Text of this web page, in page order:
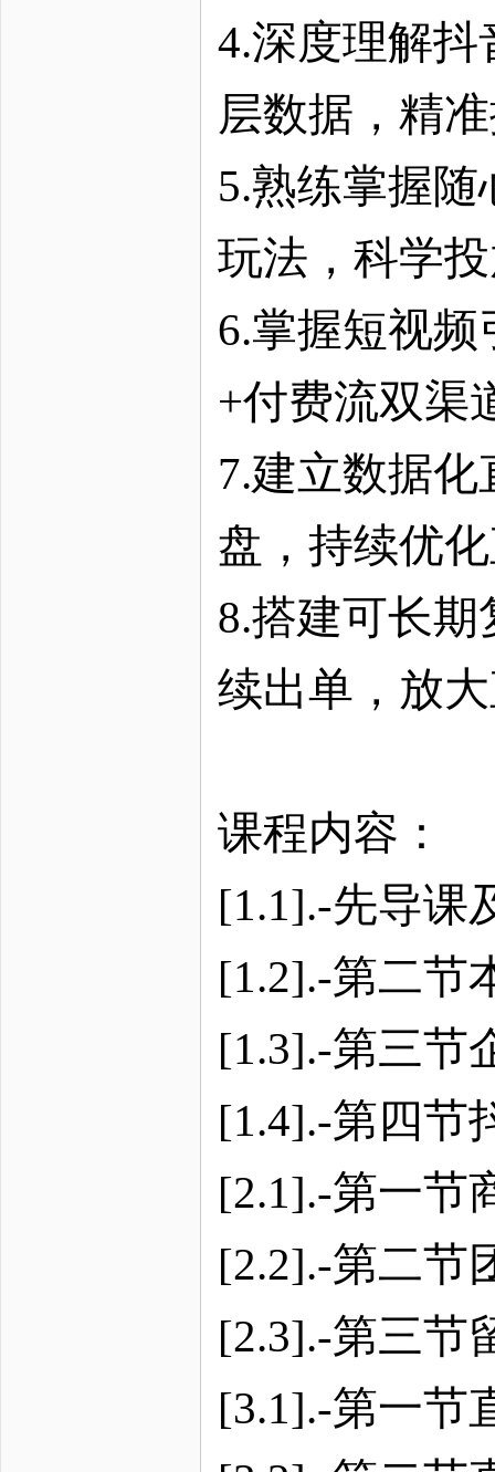
4.深度理解
层数据，精
5.熟练掌握
玩法，科学
6.掌握短视
+付费流双渠
7.建立数据
盘，持续优
8.搭建可长
续出单，放
课程内容：
[1.1].-先导课
[1.2].-第二节
[1.3].-第三节
[1.4].-第四节
[2.1].-第一节
[2.2].-第二节
[2.3].-第三节
[3.1].-第一节